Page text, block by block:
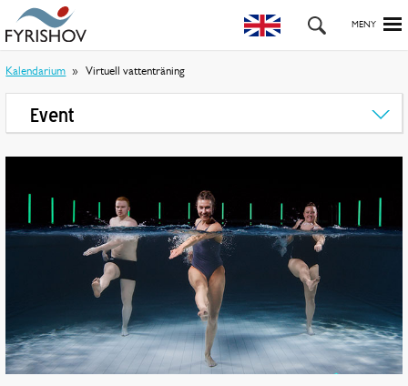
Kalendarium Virtuell vattenträning
Event